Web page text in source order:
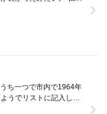
ち一つで市内で1964年